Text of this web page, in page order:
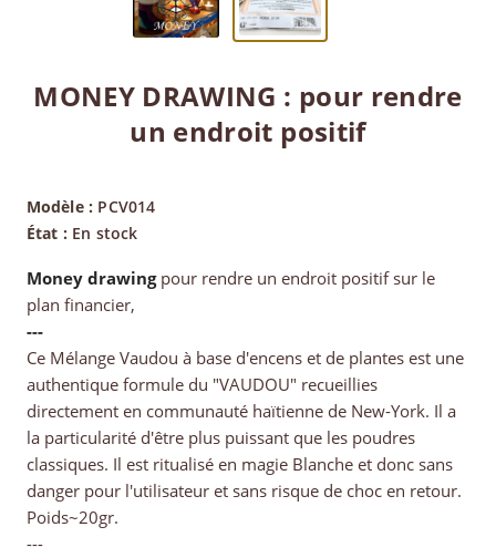
MONEY DRAWING : pour rendre
un endroit positif
Modèle : PCV014
État : En stock
Money drawingpour rendre un endroit positif sur le
plan financier,
---
Ce Mélange Vaudou à base d'encens et de plantes est une
authentique formule du "VAUDOU" recueillies
directement en communauté haïtienne de New-York. Il a
la particularité d'être plus puissant que les poudres
classiques. Il est ritualisé en magie Blanche et donc sans
danger pour l'utilisateur et sans risque de choc en retour.
Poids~20gr.
---